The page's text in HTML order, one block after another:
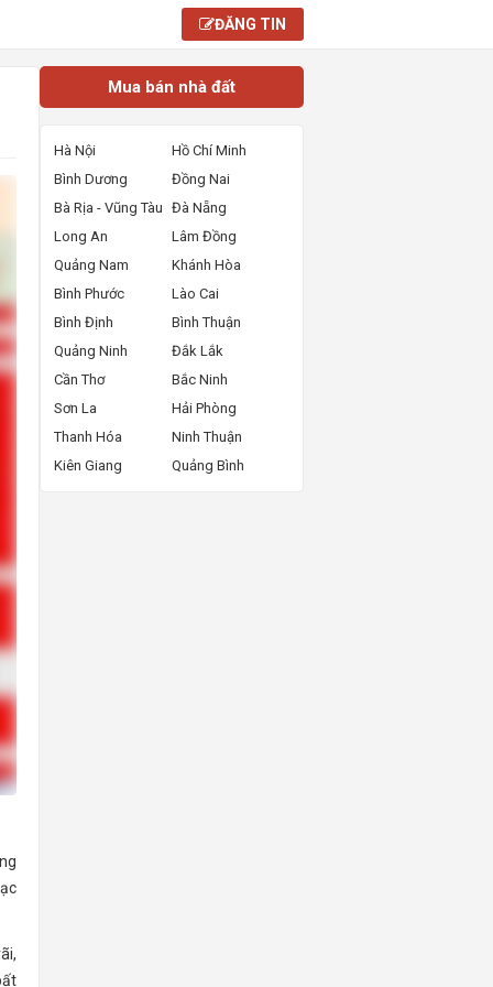
ĐĂNG TIN
Mua bán nhà đất
Hà Nội
Hồ Chí Minh
Bình Dương
Đồng Nai
Bà Rịa - Vũng Tàu Đà Nẵng
Long An
Lâm Đồng
Quảng Nam
Khánh Hòa
Bình Phước
Lào Cai
Bình Định
Bình Thuận
Quảng Ninh
Đắk Lắk
Cần Thơ
Bắc Ninh
Sơn La
Hải Phòng
Thanh Hóa
Ninh Thuận
Kiên Giang
Quảng Bình